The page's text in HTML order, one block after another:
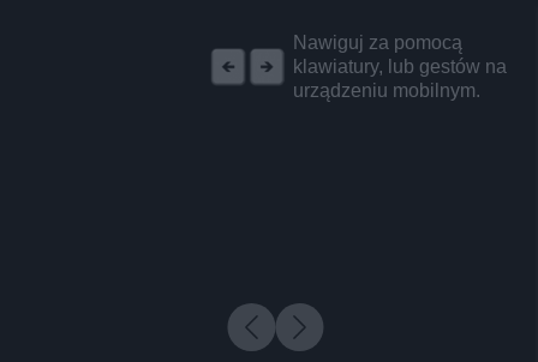
Nawiguj za pomocą
klawiatury, lub gestów na
urządzeniu mobilnym.